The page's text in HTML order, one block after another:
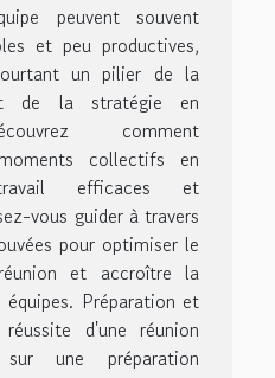
peuvent souvent
et peu productives,
un pilier de la
de la stratégie en
comment
collectifs en
efficaces et
vous guider à travers
pour optimiser le
et accroître la
Préparation et
d'une réunion
une préparation